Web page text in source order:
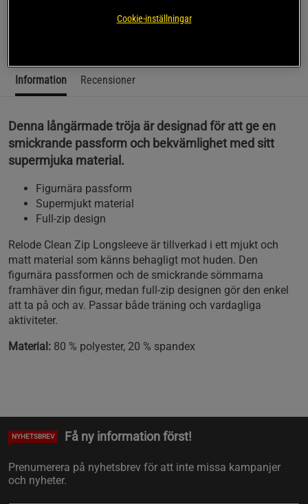
Information Recensioner
Denna långärmade tröja är designad för att ge en
smickrande passform och bekvämlighet med sitt
supermjuka material.
Figurnära passform
Supermjukt material
Full-zip design
Relode Clean Zip Longsleeve är tillverkad i ett mjukt och
matt material som känns behagligt mot huden. Den
figurnära passformen och de smickrande sömmarna
framhäver din figur, medan full-zip designen gör den enkel
att ta på och av. Passar både träning och vardagliga
aktiviteter.
Material: 80 % polyester, 20 % spandex
NYHETSBREV Få ny information först!
Prenumerera på nyhetsbrev för att inte missa kampanjer
och nyheter.
Cookie-inställningar